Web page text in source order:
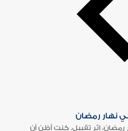
نهار رمضان
إثر تقبيل. كنت أظن أن